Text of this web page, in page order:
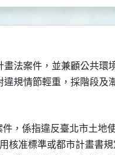
畫法案件，並兼顧公共
違規情節輕重，採階段及
件，係指違反臺北市土地
用核准標準或都市計畫書